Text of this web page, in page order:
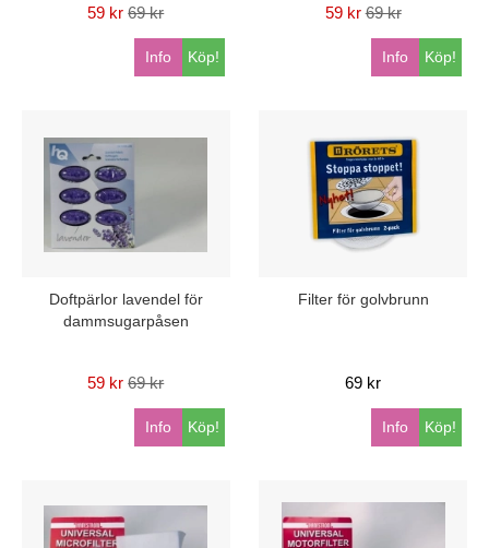
59 kr 69 kr
Köp!
Info
59 kr 69 kr
Köp!
Info
Doftpärlor lavendel för
dammsugarpåsen
59 kr 69 kr
Köp!
Info
Filter för golvbrunn
69 kr
Köp!
Info